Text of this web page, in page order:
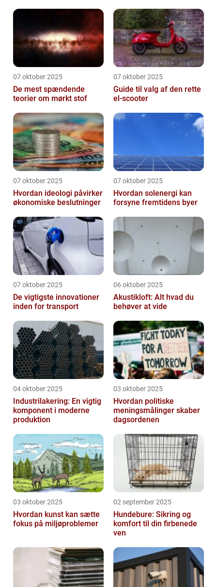
07 oktober 2025
De mest spændende
teorier om mørkt stof
07 oktober 2025
Guide til valg af den rette
el-scooter
07 oktober 2025
Hvordan ideologi påvirker
økonomiske beslutninger
07 oktober 2025
Hvordan solenergi kan
forsyne fremtidens byer
07 oktober 2025
De vigtigste innovationer
inden for transport
06 oktober 2025
Akustikloft: Alt hvad du
behøver at vide
04 oktober 2025
Industrilakering: En vigtig
komponent i moderne
produktion
03 oktober 2025
Hvordan politiske
meningsmålinger skaber
dagsordenen
03 oktober 2025
Hvordan kunst kan sætte
fokus på miljøproblemer
02 september 2025
Hundebure: Sikring og
komfort til din firbenede
ven